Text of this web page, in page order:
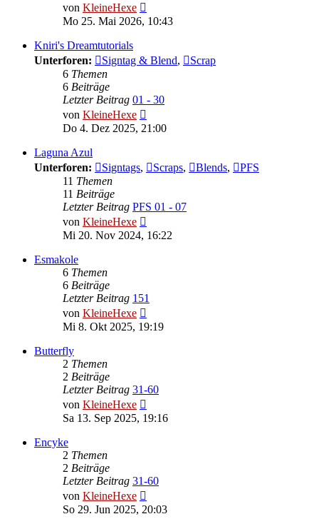
von KleineHexe
Beitrag
Mo 25. Mai 2026, 10:43
Kniri's Dreamtutorials
Unterforen:
Signtag & Blend,
Scrap
6 Themen
6 Beiträge
Letzter Beitrag 01 - 30
von KleineHexe
Beitrag
Do 4. Dez 2025, 21:00
Laguna Azul
Unterforen:
Signtags, Scraps, Blends,
PFS
11 Themen
11 Beiträge
Letzter Beitrag PFS 01 - 07
von KleineHexe
Beitrag
Mi 20. Nov 2024, 16:22
Esmakole
6 Themen
6 Beiträge
Letzter Beitrag 151
von KleineHexe
Beitrag
Mi 8. Okt 2025, 19:19
Butterfly
2 Themen
2 Beiträge
Letzter Beitrag 31-60
von KleineHexe
Beitrag
Sa 13. Sep 2025, 19:16
Encyke
2 Themen
2 Beiträge
Letzter Beitrag 31-60
von KleineHexe
Beitrag
So 29. Jun 2025, 20:03